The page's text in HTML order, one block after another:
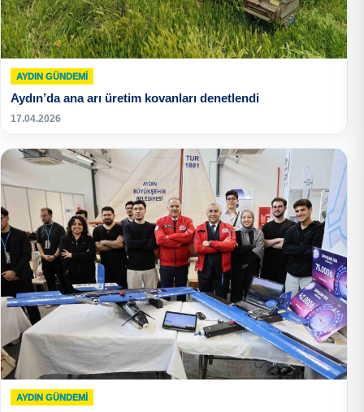
AYDIN GÜNDEMI
Aydın’da ana arı üretim kovanları denetlendi
17.04.2026
AYDIN GÜNDEMI